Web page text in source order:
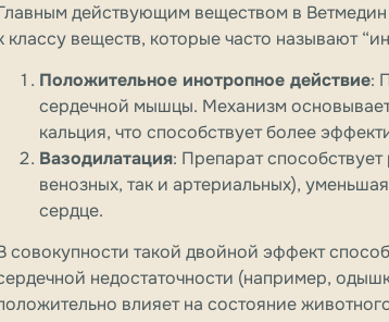
действующим веществом в Ветмедин
классу веществ, которые часто называют
Положительное инотропное действие:
сердечной мышцы. Механизм
кальция, что способствует более
Вазодилатация: Препарат
венозных, так и артериальных),
сердце.
совокупности такой двойной эффект
недостаточности (например,
влияет на состояние